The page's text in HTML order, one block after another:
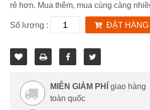
rẻ hơn. Mua thêm, mua cùng càng
Số lượng : ĐẶT HÀNG
MIỄN GIẢM PHÍ
giao hàng
toàn quốc